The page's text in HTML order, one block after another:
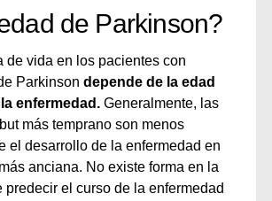
de Parkinson?
de vida en los pacientes con
Parkinson depende de la edad
enfermedad.Generalmente, las
más temprano son menos
el desarrollo de la enfermedad en
anciana. No existe forma en la
predecir el curso de la enfermedad